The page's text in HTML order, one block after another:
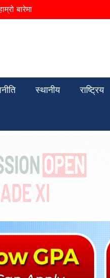
बारेमा
स्थानीय राष्ट्रिय